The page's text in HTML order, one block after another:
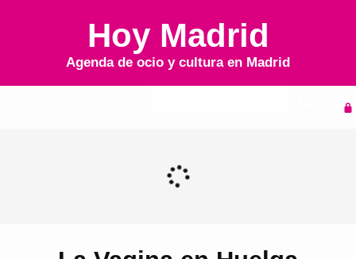
Hoy Madrid
Agenda de ocio y cultura en Madrid